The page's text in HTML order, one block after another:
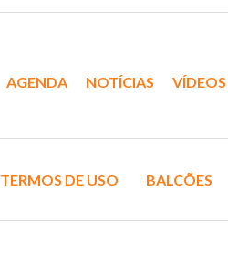
AGENDA NOTÍCIAS VÍDEOS
TERMOS DE USO BALCÕES